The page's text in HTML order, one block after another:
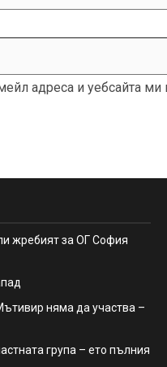
адреса и уебсайта
жребият за ОГ София
няма да участва –
група – ето пълния